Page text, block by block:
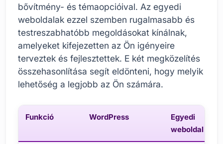
bővítmény- és témaopcióival. Az egyedi
weboldalak ezzel szemben rugalmasabb és
testreszabhatóbb megoldásokat kínálnak,
amelyeket kifejezetten az Ön igényeire
terveztek és fejlesztettek. E két megközelítés
összehasonlítása segít eldönteni, hogy melyik
lehetőség a legjobb az Ön számára.
Funkció WordPress
Egyedi
weboldal